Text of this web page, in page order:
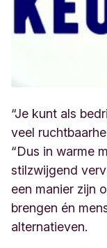
“Je kunt als
veel
“Dus in warme
stilzwijgend
een manier zijn
brengen én
alternatieven.